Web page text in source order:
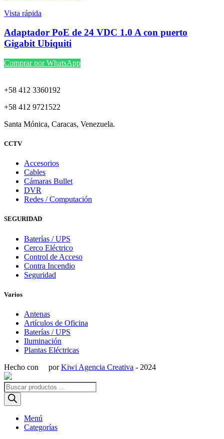
Vista rápida
Adaptador PoE de 24 VDC 1.0 A con puerto
Gigabit Ubiquiti
Comprar por WhatsApp
+58 412 3360192
+58 412 9721522
Santa Mónica, Caracas, Venezuela.
CCTV
Accesorios
Cables
Cámaras Bullet
DVR
Redes / Computación
SEGURIDAD
Baterías / UPS
Cerco Eléctrico
Control de Acceso
Contra Incendio
Seguridad
Varios
Antenas
Artículos de Oficina
Baterías / UPS
Iluminación
Plantas Eléctricas
Hecho con
porKiwi Agencia Creativa - 2024
Búsqueda
de
productos
Menú
Categorías